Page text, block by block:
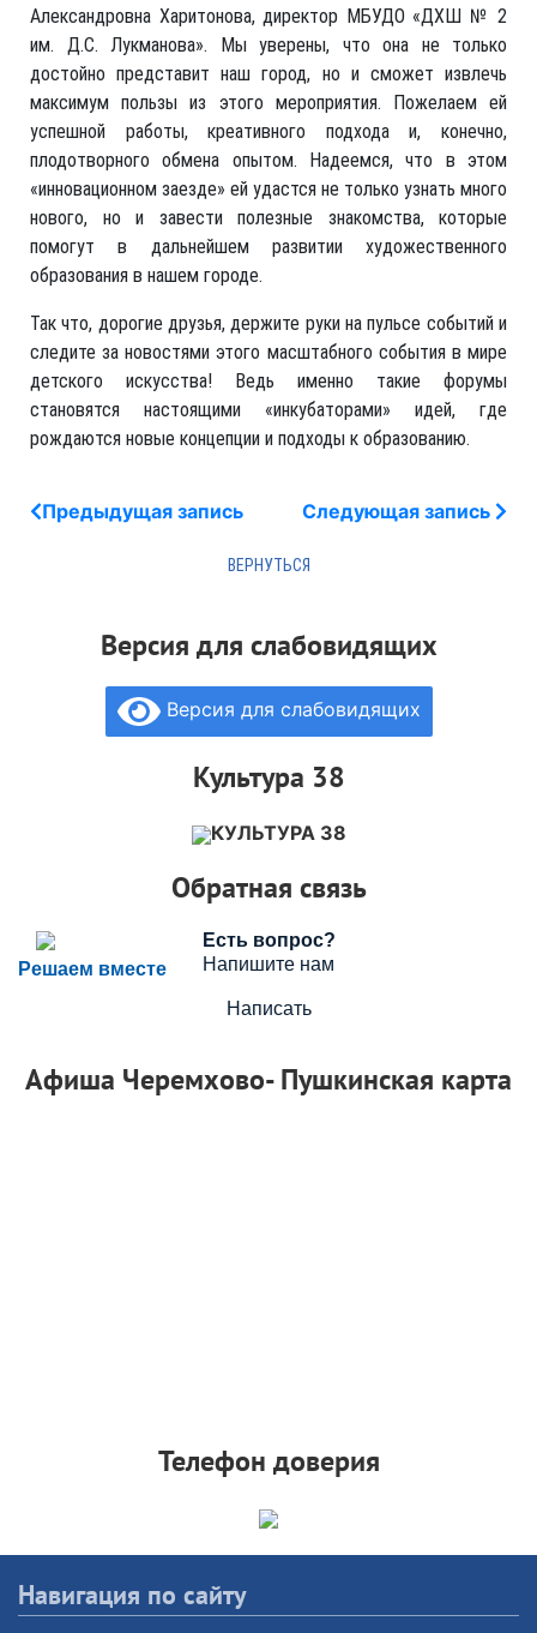
Александровна Харитонова, директор МБУДО «ДХШ № 2
им. Д.С. Лукманова». Мы уверены, что она не только
достойно представит наш город, но и сможет извлечь
максимум пользы из этого мероприятия. Пожелаем ей
успешной работы, креативного подхода и, конечно,
плодотворного обмена опытом. Надеемся, что в этом
«инновационном заезде» ей удастся не только узнать много
нового, но и завести полезные знакомства, которые
помогут в дальнейшем развитии художественного
образования в нашем городе.
Так что, дорогие друзья, держите руки на пульсе событий и
следите за новостями этого масштабного события в мире
детского искусства! Ведь именно такие форумы
становятся настоящими «инкубаторами» идей, где
рождаются новые концепции и подходы к образованию.
Предыдущая запись Следующая запись
Версия для слабовидящих
Версия для слабовидящих
Культура 38
КУЛЬТУРА 38
Обратная связь
Решаем вместе
Есть вопрос?
Напишите нам
Написать
Афиша Черемхово- Пушкинская карта
Телефон доверия
Навигация по сайту